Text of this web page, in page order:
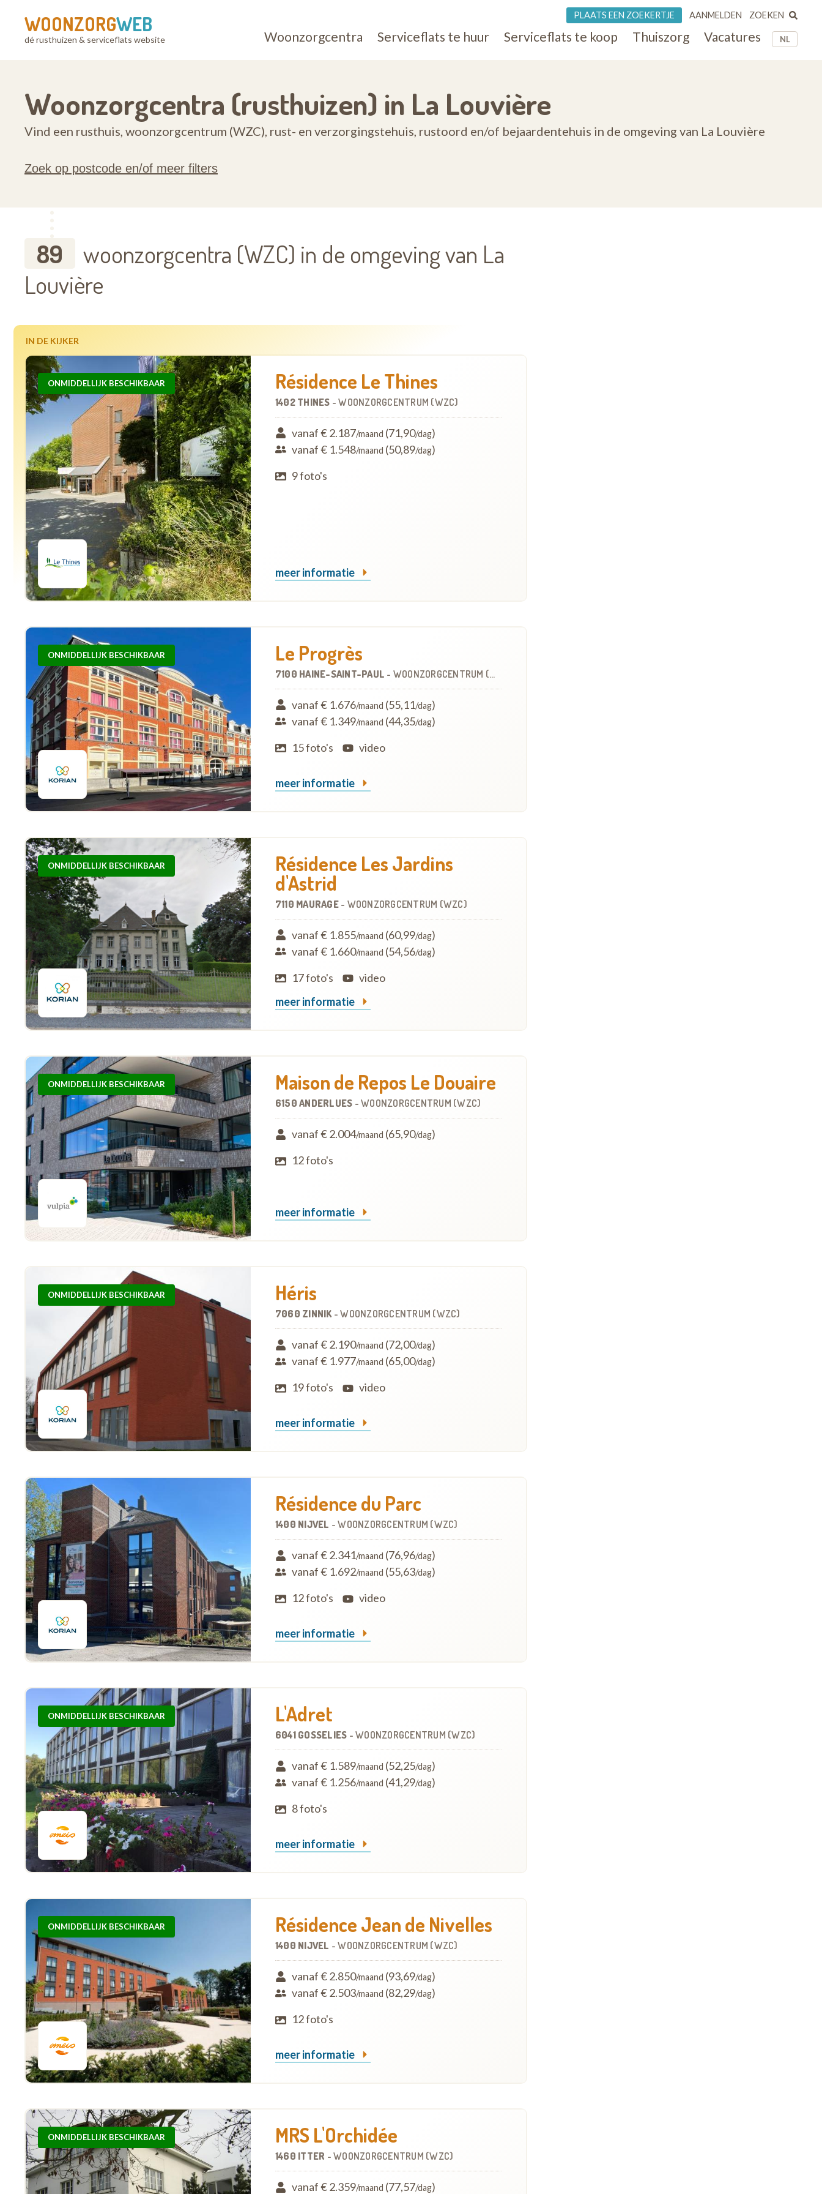
WOONZORGWEB
dé rusthuizen & serviceflats website NL
Woonzorgcentra Serviceflats te huur Serviceflats te koop Thuiszorg Vacatures
PLAATS EEN ZOEKERTJE AANMELDEN ZOEKEN
Woonzorgcentra (rusthuizen) in La Louvière
Vind een rusthuis, woonzorgcentrum (WZC), rust- en verzorgingstehuis, rustoord en/of bejaardentehuis in de omgeving van La Louvière
Zoek op postcode en/of meer filters
89
woonzorgcentra (WZC) in de omgeving van La
Louvière
IN DE KIJKER
ONMIDDELLIJK BESCHIKBAAR Résidence Le Thines
1402 THINES -WOONZORGCENTRUM (WZC)
vanaf € 2.187/maand (71,90/dag)
vanaf € 1.548/maand (50,89/dag)
9 foto's
meer informatie
ONMIDDELLIJK BESCHIKBAAR Le Progrès
7100 HAINE-SAINT-PAUL - WOONZORGCENTRUM (WZC)
vanaf € 1.676/maand (55,11/dag)
vanaf € 1.349/maand (44,35/dag)
15 foto's
video
meer informatie
ONMIDDELLIJK BESCHIKBAAR Résidence Les Jardins
d'Astrid
7110 MAURAGE - WOONZORGCENTRUM (WZC)
vanaf € 1.855/maand (60,99/dag)
vanaf € 1.660/maand (54,56/dag)
17 foto's
video
meer informatie
ONMIDDELLIJK BESCHIKBAAR Maison de Repos Le Douaire
6150 ANDERLUES -WOONZORGCENTRUM (WZC)
vanaf € 2.004/maand (65,90/dag)
12 foto's
meer informatie
ONMIDDELLIJK BESCHIKBAAR Héris
7060 ZINNIK -WOONZORGCENTRUM (WZC)
vanaf € 2.190/maand (72,00/dag)
vanaf € 1.977/maand (65,00/dag)
19 foto's
video
meer informatie
Résidence du Parc
1400 NIJVEL -WOONZORGCENTRUM (WZC)
vanaf € 2.341/maand (76,96/dag)
vanaf € 1.692/maand (55,63/dag)
12 foto's
video
meer informatie
ONMIDDELLIJK BESCHIKBAAR L'Adret
6041 GOSSELIES -WOONZORGCENTRUM (WZC)
vanaf € 1.589/maand (52,25/dag)
vanaf € 1.256/maand (41,29/dag)
8 foto's
meer informatie
ONMIDDELLIJK BESCHIKBAAR Résidence Jean de Nivelles
1400 NIJVEL -WOONZORGCENTRUM (WZC)
vanaf € 2.850/maand (93,69/dag)
vanaf € 2.503/maand (82,29/dag)
12 foto's
meer informatie
ONMIDDELLIJK BESCHIKBAAR MRS L'Orchidée
1460 ITTER -WOONZORGCENTRUM (WZC)
vanaf € 2.359/maand (77,57/dag)